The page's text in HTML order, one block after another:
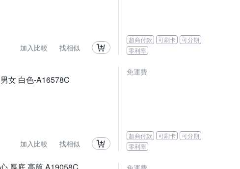
加入比較 找相似
超商付款 可刷卡
可分期
零利率
女 白色-A16578C
加入比較 找相似
免運費
超商付款 可刷卡
可分期
零利率